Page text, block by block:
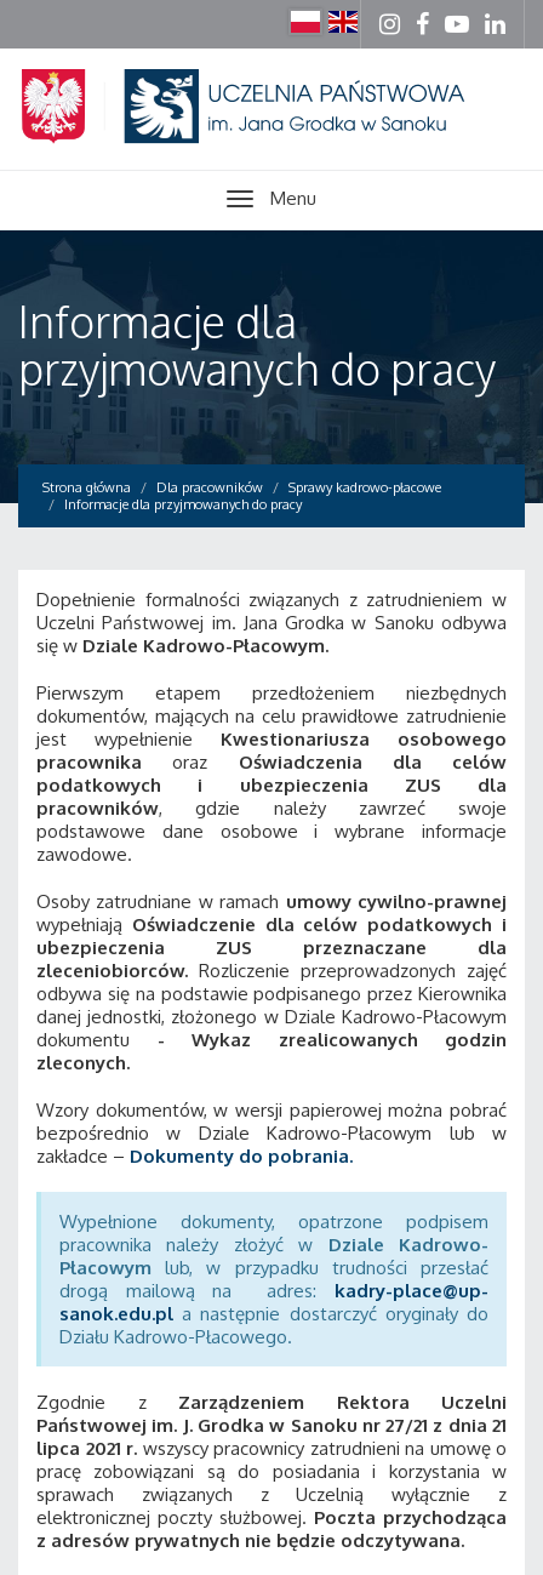
Menu
Informacje dla
przyjmowanych do pracy
Strona główna Dla pracowników
Sprawy kadrowo-płacowe
Informacje dla przyjmowanych do pracy
Dopełnienie formalności związanych z zatrudnieniem w
Uczelni Państwowej im. Jana Grodka w Sanoku odbywa
się w Dziale Kadrowo-Płacowym.
Pierwszym etapem przedłożeniem niezbędnych
dokumentów, mających na celu prawidłowe zatrudnienie
jest wypełnienie Kwestionariusza osobowego
pracownika oraz Oświadczenia dla celów
podatkowych i ubezpieczenia ZUS dla
pracowników, gdzie należy zawrzeć swoje
podstawowe dane osobowe i wybrane informacje
zawodowe.
Osoby zatrudniane w ramach umowy cywilno-prawnej
wypełniają Oświadczenie dla celów podatkowych i
ubezpieczenia ZUS
przeznaczane dla
zleceniobiorców. Rozliczenie przeprowadzonych zajęć
odbywa się na podstawie podpisanego przez Kierownika
danej jednostki, złożonego w Dziale Kadrowo-Płacowym
dokumentu - Wykaz zrealicowanych godzin
zleconych.
Wzory dokumentów, w wersji papierowej można pobrać
bezpośrednio w Dziale Kadrowo-Płacowym lub w
zakładce – Dokumenty do pobrania.
Wypełnione dokumenty, opatrzone podpisem
pracownika należy złożyć w Dziale Kadrowo-
Płacowym lub, w przypadku trudności przesłać
drogą mailową na adres:
kadry-place@up-
sanok.edu.pl a następnie dostarczyć oryginały do
Działu Kadrowo-Płacowego.
Zgodnie z Zarządzeniem Rektora Uczelni
Państwowej im. J. Grodka w Sanoku nr 27/21 z dnia 21
lipca 2021 r. wszyscy pracownicy zatrudnieni na umowę o
pracę zobowiązani są do posiadania i korzystania w
sprawach związanych z Uczelnią wyłącznie z
elektronicznej poczty służbowej. Poczta przychodząca
z adresów prywatnych nie będzie odczytywana.